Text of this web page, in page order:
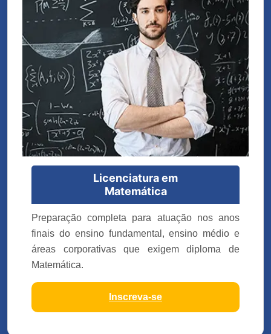
Licenciatura em
Matemática
Preparação completa para atuação nos anos
finais do ensino fundamental, ensino médio e
áreas corporativas que exigem diploma de
Matemática.
Inscreva-se